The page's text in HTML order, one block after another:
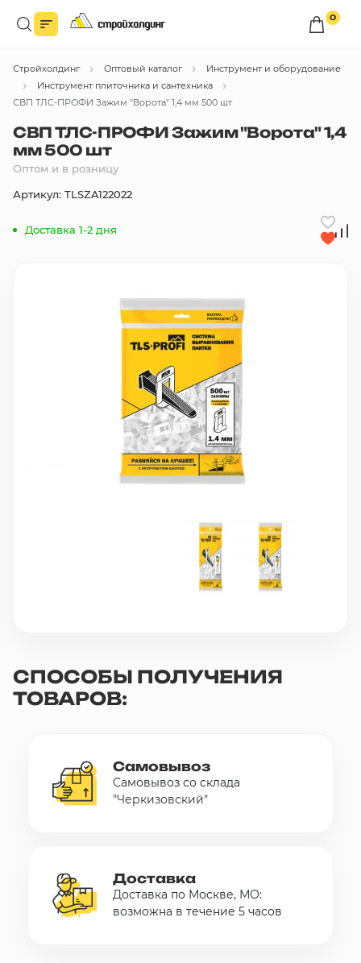
0
Войдите в личный кабинет
Вы сможете оформлять заказыпо оптовым ценам.
Каталог товаров
10 000 ₽
Минимальный заказ
+7(495) 988-86-47
sales@stroyholding.ru
Оплата
Все бренды
Стройхолдинг Оптовый каталог
Инструмент и оборудование
Инструмент плиточника и сантехника
СВП ТЛС-ПРОФИ Зажим "Ворота" 1,4 мм 500 шт
СВП ТЛС-ПРОФИ Зажим "Ворота" 1,4
мм 500 шт
Оптом и в розницу
Артикул: TLSZA122022
Доставка 1-2 дня
СПОСОБЫ ПОЛУЧЕНИЯ
ТОВАРОВ:
Самовывоз
Самовывоз со склада
"Черкизовский"
Доставка
Доставка по Москве, МО:
возможна в течение 5 часов